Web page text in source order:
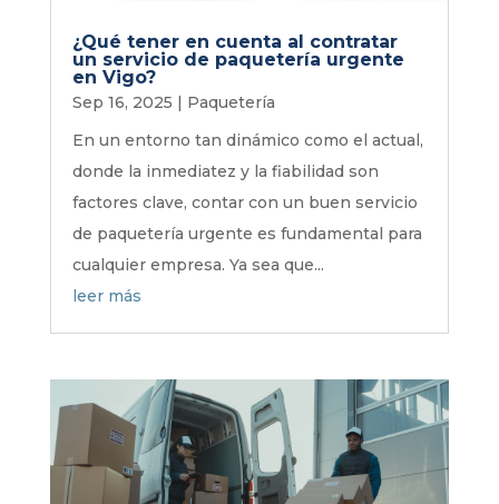
¿Qué tener en cuenta al contratar
un servicio de paquetería urgente
en Vigo?
Sep 16, 2025 | Paquetería
En un entorno tan dinámico como el actual,
donde la inmediatez y la fiabilidad son
factores clave, contar con un buen servicio
de paquetería urgente es fundamental para
cualquier empresa. Ya sea que...
leer más